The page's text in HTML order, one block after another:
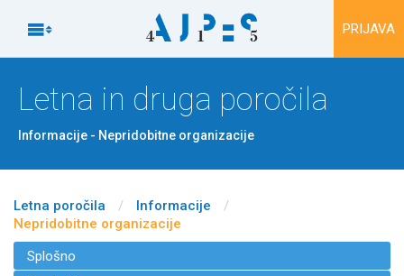
Na vsebino
 PRIJAVA
Letna in druga poročila
Informacije - Nepridobitne organizacije
Letna poročila / Informacije
/
Nepridobitne organizacije
Splošno